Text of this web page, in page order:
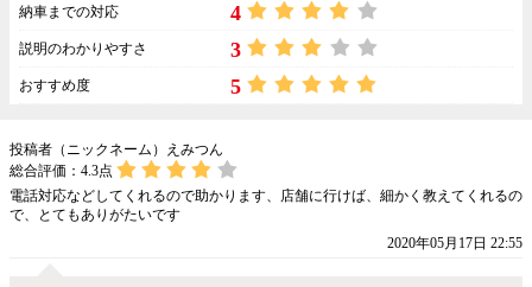
納車までの対応 4
説明のわかりやすさ 3
おすすめ度 5
投稿者（ニックネーム）えみつん
総合評価： 4.3点
電話対応などしてくれるので助かります、店舗に行けば、細かく教えてくれるの
で、とてもありがたいです
2020年05月17日 22:55